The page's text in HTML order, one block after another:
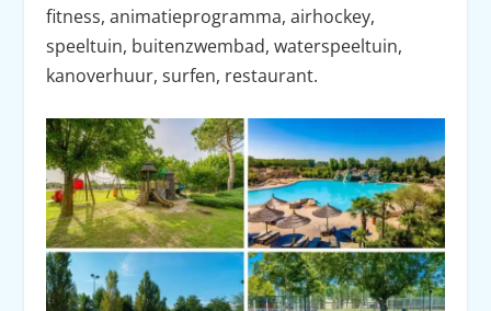
fitness, animatieprogramma, airhockey,
speeltuin, buitenzwembad, waterspeeltuin,
kanoverhuur, surfen, restaurant.